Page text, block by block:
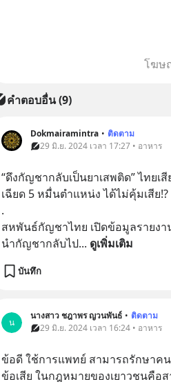
โฆษ
คำตอบอื่น(9)
Dokmairamintra • ติดตาม
29 มิ.ย. 2024 เวลา 17:27 • อาหาร
“ดึงกัญชากลับเป็นยาเสพติด” ไทยเ
เฉียด 5 หมื่นตำแหน่ง ได้ไม่คุ้มเสีย!?
.
สหพันธ์กัญชาไทย เปิดข้อมูลรายงา
นำกัญชากลับไป... ดูเพิ่มเติม
บันทึก
น
นางสาว ชฎาพร ญวนพันธ์ • ติดตาม
29 มิ.ย. 2024 เวลา 16:24 • อาหาร
ข้อดี ใช้การแพทย์ สามารถรักษาค
ข้อเสีย ในกฎหมายของเยาวชนคือ